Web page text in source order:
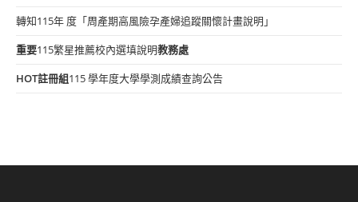
轉知115年 度「周產期高風險孕產婦追蹤關懷計畫說明」
重要115繁星推薦校內選填說明教務處
HOT註冊組115 學年度大學學測成績查詢公告